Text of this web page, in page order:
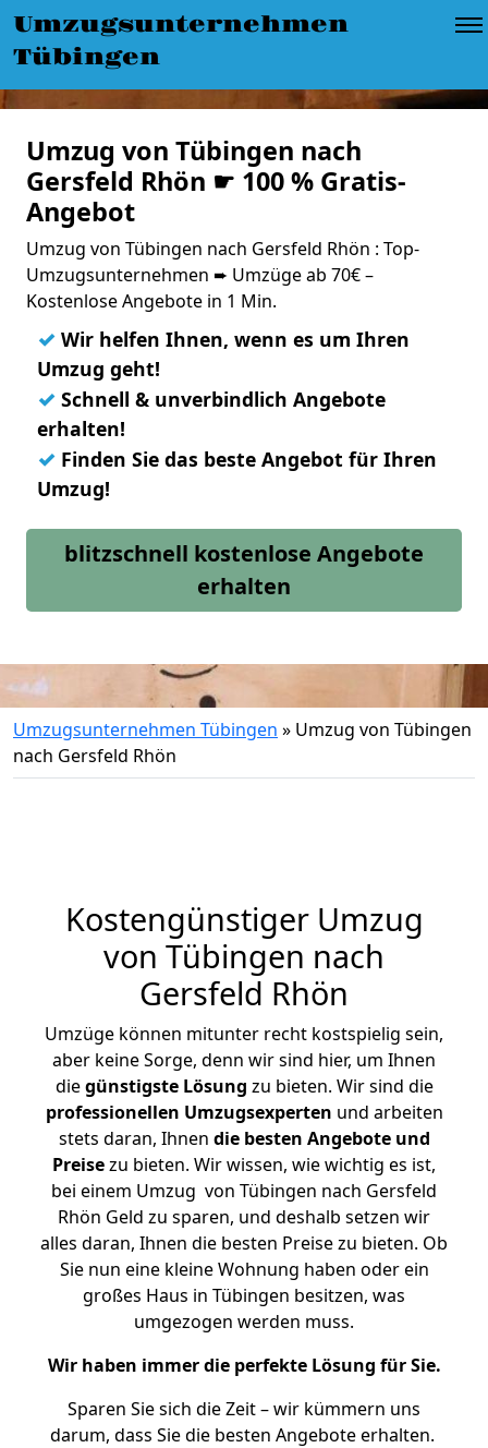
Umzugsunternehmen
Tübingen
Umzug von Tübingen nach
Gersfeld Rhön ☛ 100 % Gratis-
Angebot
Umzug von Tübingen nach Gersfeld Rhön : Top-
Umzugsunternehmen ➨ Umzüge ab 70€ –
Kostenlose Angebote in 1 Min.
✓ Wir helfen Ihnen, wenn es um Ihren
Umzug geht!
✓ Schnell & unverbindlich Angebote
erhalten!
✓ Finden Sie das beste Angebot für Ihren
Umzug!
blitzschnell kostenlose Angebote
erhalten
Umzugsunternehmen Tübingen » Umzug von Tübingen
nach Gersfeld Rhön
Kostengünstiger Umzug
von Tübingen nach
Gersfeld Rhön
Umzüge können mitunter recht kostspielig sein,
aber keine Sorge, denn wir sind hier, um Ihnen
diegünstigste Lösung zu bieten. Wir sind die
professionellen Umzugsexperten und arbeiten
stets daran, Ihnen die besten Angebote und
Preisezu bieten. Wir wissen, wie wichtig es ist,
bei einem Umzug von Tübingen nach Gersfeld
Rhön Geld zu sparen, und deshalb setzen wir
alles daran, Ihnen die besten Preise zu bieten. Ob
Sie nun eine kleine Wohnung haben oder ein
großes Haus in Tübingen besitzen, was
umgezogen werden muss.
Wir haben immer die perfekte Lösung für Sie.
Sparen Sie sich die Zeit – wir kümmern uns
darum, dass Sie die besten Angebote erhalten.